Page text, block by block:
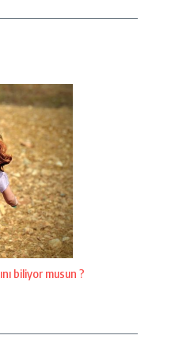
biliyor musun ?